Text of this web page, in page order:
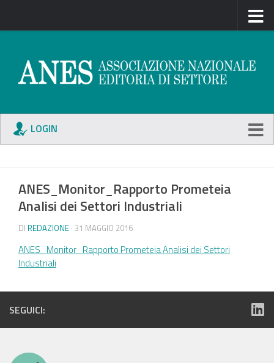
LOGIN
ANES_Monitor_Rapporto Prometeia
Analisi dei Settori Industriali
DI REDAZIONE · 31 MAGGIO 2016
ANES_Monitor_Rapporto Prometeia Analisi dei Settori
Industriali
SEGUICI: